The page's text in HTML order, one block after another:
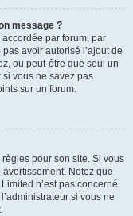
message ?
par forum, par
avoir autorisé l’ajout de
ou peut-être que seul un
vous ne savez pas
sur un forum.
pour son site. Si vous
Notez que
n’est pas concerné
si vous ne